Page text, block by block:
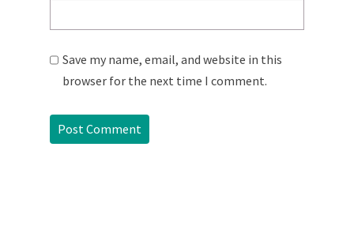
Save my name, email, and website in this
browser for the next time I comment.